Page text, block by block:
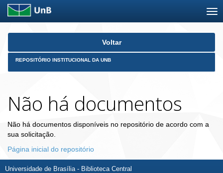
Skip
Voltar
REPOSITÓRIO INSTITUCIONAL DA UNB
Não há documentos
Não há documentos disponíveis no repositório de acordo com a
sua solicitação.
Página inicial do repositório
Universidade de Brasília - Biblioteca Central